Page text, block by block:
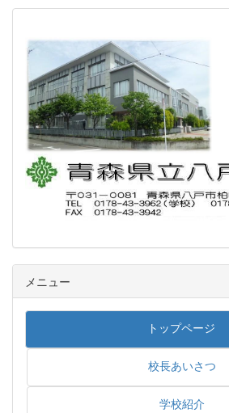
メニュー
トップページ
校長あいさつ
学校紹介